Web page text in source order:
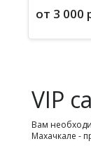
от 3 000
VIP
Вам
Махачкале -